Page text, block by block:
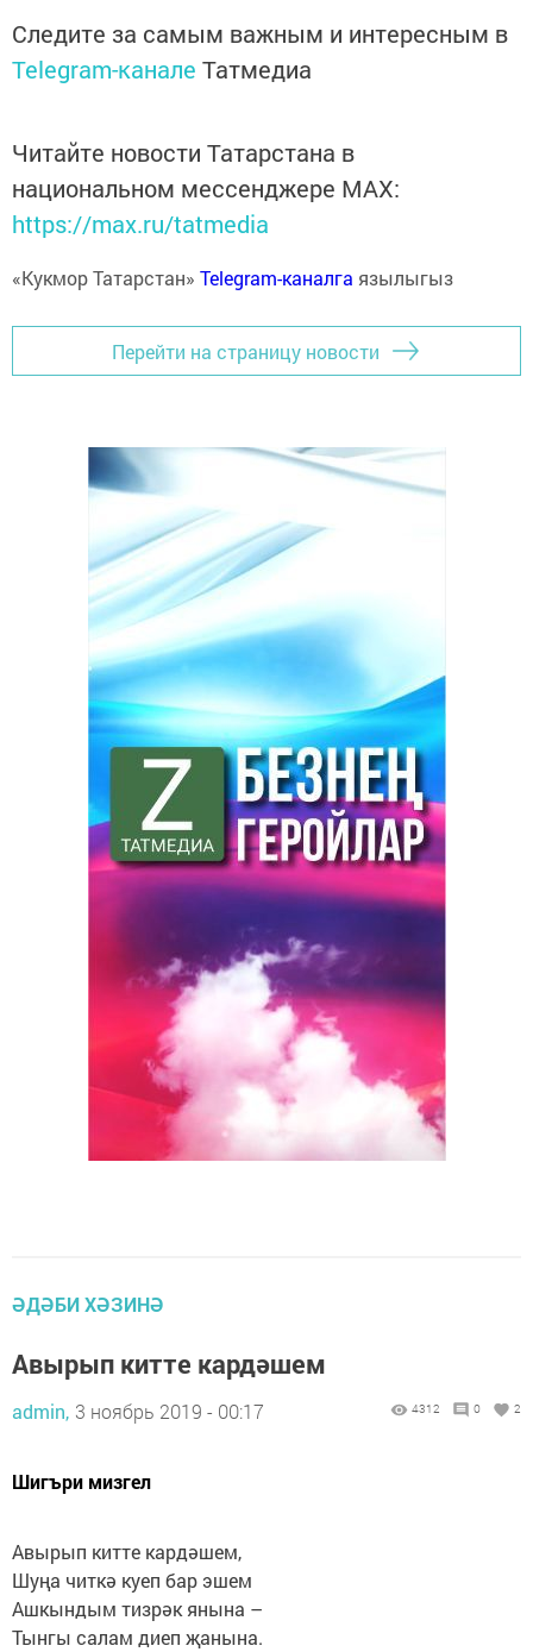
Следите за самым важным и интересным в
Telegram-канале Татмедиа
Читайте новости Татарстана в
национальном мессенджере MАХ:
https://max.ru/tatmedia
«Кукмор Татарстан» Telegram-каналга язылыгыз
Перейти на страницу новости
ӘДӘБИ ХӘЗИНӘ
Авырып китте кардәшем
admin, 3 ноябрь 2019 - 00:17 4312 0 2
Шигъри мизгел
Авырып китте кардәшем,
Шуңа читкә куеп бар эшем
Ашкындым тизрәк янына –
Тынгы салам диеп җанына.